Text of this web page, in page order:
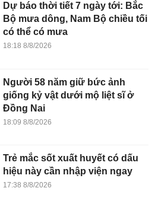
Dự báo thời tiết 7 ngày tới: Bắc
Bộ mưa dông, Nam Bộ chiều tối
có thể có mưa
18:18 8/8/2026
Người 58 năm giữ bức ảnh
giống kỷ vật dưới mộ liệt sĩ ở
Đồng Nai
18:09 8/8/2026
Trẻ mắc sốt xuất huyết có dấu
hiệu này cần nhập viện ngay
17:38 8/8/2026